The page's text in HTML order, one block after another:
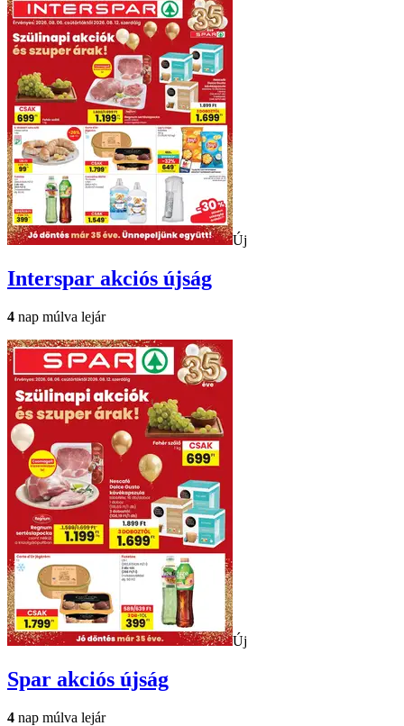
Új
Interspar akciós újság
4 nap múlva lejár
Új
Spar akciós újság
4 nap múlva lejár